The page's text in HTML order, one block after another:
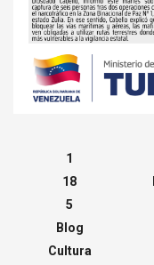
1
18
5
Blog
Cultura